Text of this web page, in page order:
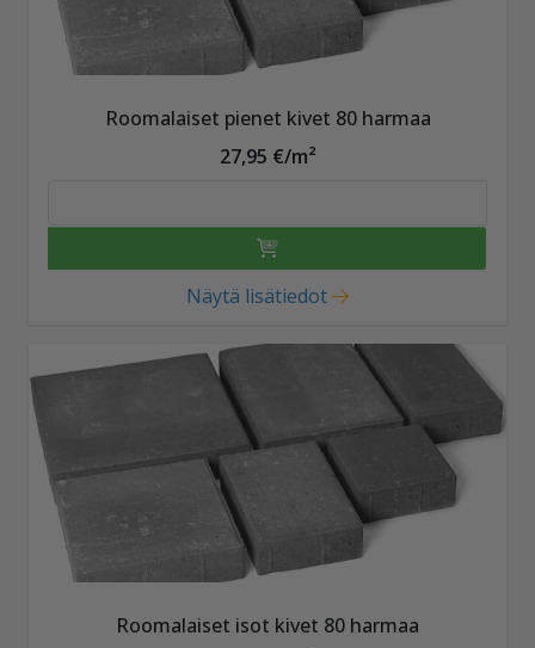
Roomalaiset pienet kivet 80 harmaa
27,95 €/m²
Näytä lisätiedot
Roomalaiset isot kivet 80 harmaa